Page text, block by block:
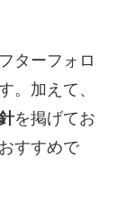
ターフォロ
。加えて、
を掲げてお
すすめで